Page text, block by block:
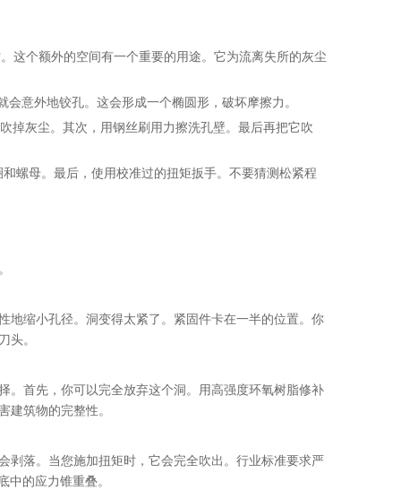
这个额外的空间有一个重要的用途。它为流离失所的灰尘
意外地铰孔。这会形成一个椭圆形，破坏摩擦力。
掉灰尘。其次，用钢丝刷用力擦洗孔壁。最后再把它吹
螺母。最后，使用校准过的扭矩扳手。不要猜测松紧程
地缩小孔径。洞变得太紧了。紧固件卡在一半的位置。你
。
。首先，你可以完全放弃这个洞。用高强度环氧树脂修补
筑物的完整性。
剥落。当您施加扭矩时，它会完全吹出。行业标准要求严
的应力锥重叠。